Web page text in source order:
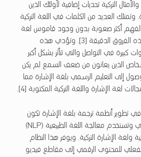
التركية تحديات إضافية لأولئك الذين
العديد من الكلمات في اللغة التركية
أكثر صعوبة بدون وجود قاموس لغة
إشارة كافٍ للتعرف على هذه الفروق الدقيقة [3]. وتؤدي هذه
كبيرة في التواصل والتي تتأثر بشكل أكبر
الذين يعانون من ضعف السمع لم يكن
إلى التعليم الرسمي بلغة الإشارة مما
لغة الإشارة واللغة التركية المكتوبة [4].
تطوير أنظمة ترجمة بلغة الإشارة تكون
مدعومة بالذكاء الاصطناعي وتستخدم معالجة اللغة الطبيعية (NLP)
ولغة الإشارة التركية. ويوفر هذا النظام
للمحتوى الرقمي إلى مقاطع فيديو